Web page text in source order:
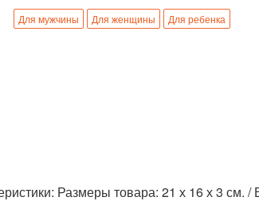
Для мужчины Для женщины Для ребенка
Размеры товара: 21 х 16 х 3 см. /